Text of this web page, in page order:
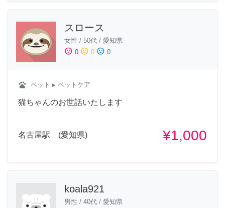
スロース
女性 / 50代 / 愛知県
sentiment_satisfied 0 sentiment_neutral 0 sentiment_dissatisfied 0
pets ペット ▸ ペットケア
猫ちゃんのお世話いたします
名古屋駅 (愛知県) ¥1,000
koala921
男性 / 40代 / 愛知県